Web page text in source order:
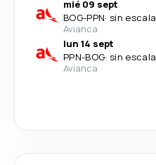
mié 09 sept
BOG-PPN· sin escala
Avianca
lun 14 sept
PPN-BOG· sin escala
Avianca